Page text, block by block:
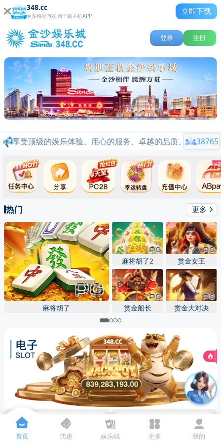
348.cc
更多精彩游戏,请下载手机APP
立即下载
登录 注册
享受顶级的娱乐体验、用心的服务、卓越的品质、行业标杆品
38765
麻将胡了
麻将胡了2 赏金女王
赏金船长 赏金大对决
首页 优惠 娱乐城 更多 我的
关闭
先点击，再“添加到主屏幕”